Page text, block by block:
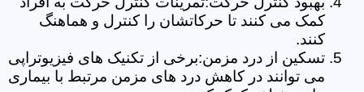
کمک می کنند تا حرکاتشان را کنترل و هماهنگ
کنند.
تسکین از درد مزمن:برخی از تکنیک های فیزیوتراپی
می توانند در کاهش درد های مزمن مرتبط با بیماری